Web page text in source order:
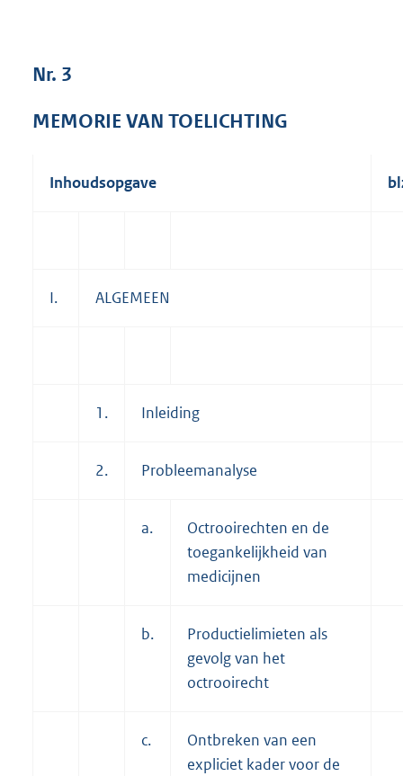
Nr. 3
MEMORIE VAN TOELICHTING
Inhoudsopgave
I. ALGEMEEN
1. Inleiding
2. Probleemanalyse
a.
Octrooirechten en de
toegankelijkheid van
medicijnen
b.
Productielimieten als
gevolg van het
octrooirecht
c.
Ontbreken van een
expliciet kader voor de